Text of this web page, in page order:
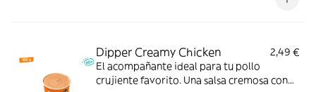
Dipper Creamy Chicken
2,49 €
El acompañante ideal para tu pollo
crujiente favorito. Una salsa cremosa con